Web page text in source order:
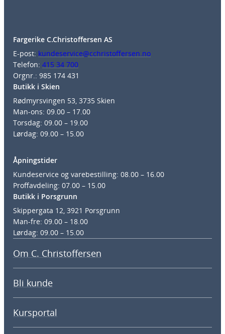
Fargerike C.Christoffersen AS
E-post: kundeservice@cchristoffersen.no
Telefon: 415 34 700
Orgnr.: 985 174 431
Butikk i Skien
Rødmyrsvingen 53, 3735 Skien
Man-ons: 09.00 – 17.00
Torsdag: 09.00 – 19.00
Lørdag: 09.00 – 15.00
Åpningstider
Kundeservice og varebestilling: 08.00 – 16.00
Proffavdeling: 07.00 – 15.00
Butikk i Porsgrunn
Skippergata 12, 3921 Porsgrunn
Man-fre: 09.00 – 18.00
Lørdag: 09.00 – 15.00
Om C. Christoffersen
Bli kunde
Kursportal